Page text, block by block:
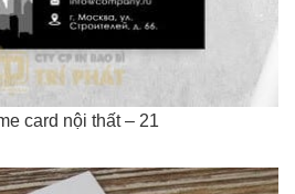
card nội thất – 21